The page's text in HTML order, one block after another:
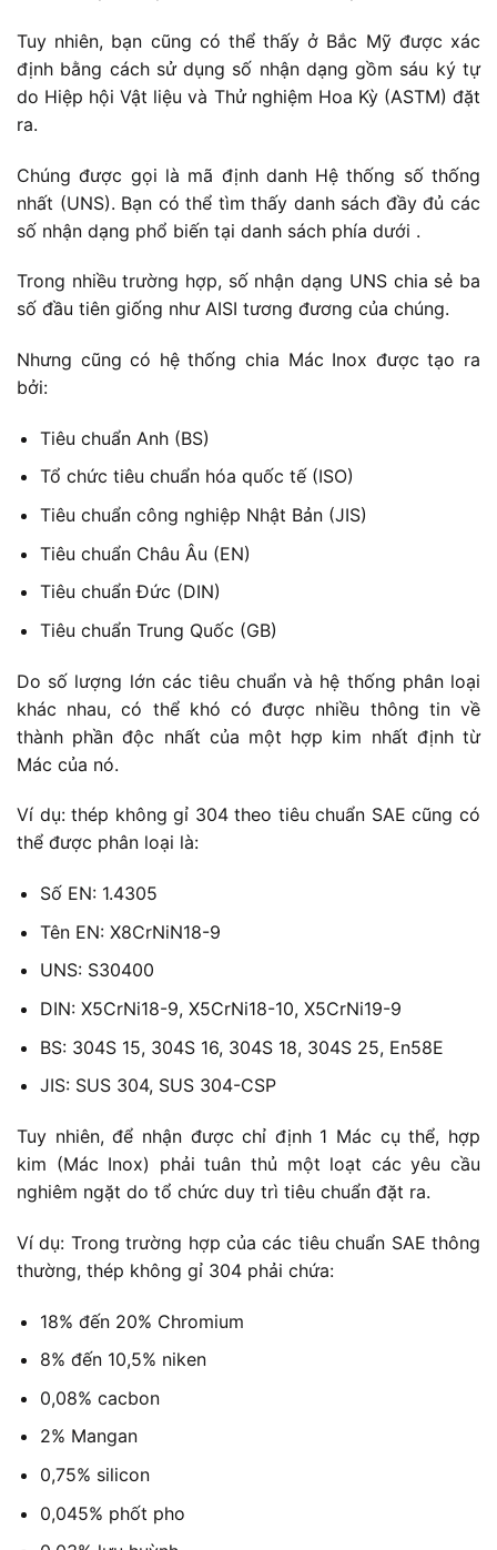
Tuy nhiên, bạn cũng có thể thấy ở Bắc Mỹ được xác
định bằng cách sử dụng số nhận dạng gồm sáu ký tự
do Hiệp hội Vật liệu và Thử nghiệm Hoa Kỳ (ASTM) đặt
ra.
Chúng được gọi là mã định danh Hệ thống số thống
nhất (UNS). Bạn có thể tìm thấy danh sách đầy đủ các
số nhận dạng phổ biến tại danh sách phía dưới .
Trong nhiều trường hợp, số nhận dạng UNS chia sẻ ba
số đầu tiên giống như AISI tương đương của chúng.
Nhưng cũng có hệ thống chia Mác Inox được tạo ra
bởi:
Tiêu chuẩn Anh (BS)
Tổ chức tiêu chuẩn hóa quốc tế (ISO)
Tiêu chuẩn công nghiệp Nhật Bản (JIS)
Tiêu chuẩn Châu Âu (EN)
Tiêu chuẩn Đức (DIN)
Tiêu chuẩn Trung Quốc (GB)
Do số lượng lớn các tiêu chuẩn và hệ thống phân loại
khác nhau, có thể khó có được nhiều thông tin về
thành phần độc nhất của một hợp kim nhất định từ
Mác của nó.
Ví dụ: thép không gỉ 304 theo tiêu chuẩn SAE cũng có
thể được phân loại là:
Số EN: 1.4305
Tên EN: X8CrNiN18-9
UNS: S30400
DIN: X5CrNi18-9, X5CrNi18-10, X5CrNi19-9
BS: 304S 15, 304S 16, 304S 18, 304S 25, En58E
JIS: SUS 304, SUS 304-CSP
Tuy nhiên, để nhận được chỉ định 1 Mác cụ thể, hợp
kim (Mác Inox) phải tuân thủ một loạt các yêu cầu
nghiêm ngặt do tổ chức duy trì tiêu chuẩn đặt ra.
Ví dụ: Trong trường hợp của các tiêu chuẩn SAE thông
thường, thép không gỉ 304 phải chứa:
18% đến 20% Chromium
8% đến 10,5% niken
0,08% cacbon
2% Mangan
0,75% silicon
0,045% phốt pho